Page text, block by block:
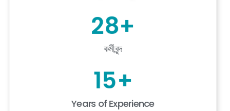
কর্মীবৃন্দ
28+
Years of Experience
15+